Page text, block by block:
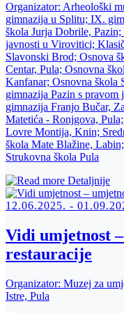
Organizator: Arheološki
gimnazija u Splitu; IX.
škola Jurja Dobrile,
javnosti u Virovitici;
Slavonski Brod; Osnova
Centar, Pula; Osnovna
Kanfanar; Osnovna škola
gimnazija Pazin s pravom
gimnazija Franjo Bučar,
Matetića - Ronjgova,
Lovre Montija, Knin;
škola Mate Blažine,
Strukovna škola Pula
Detaljnije
12.06.2025. -
Vidi umjetnost
restauracije
Organizator: Muzej za
Istre, Pula